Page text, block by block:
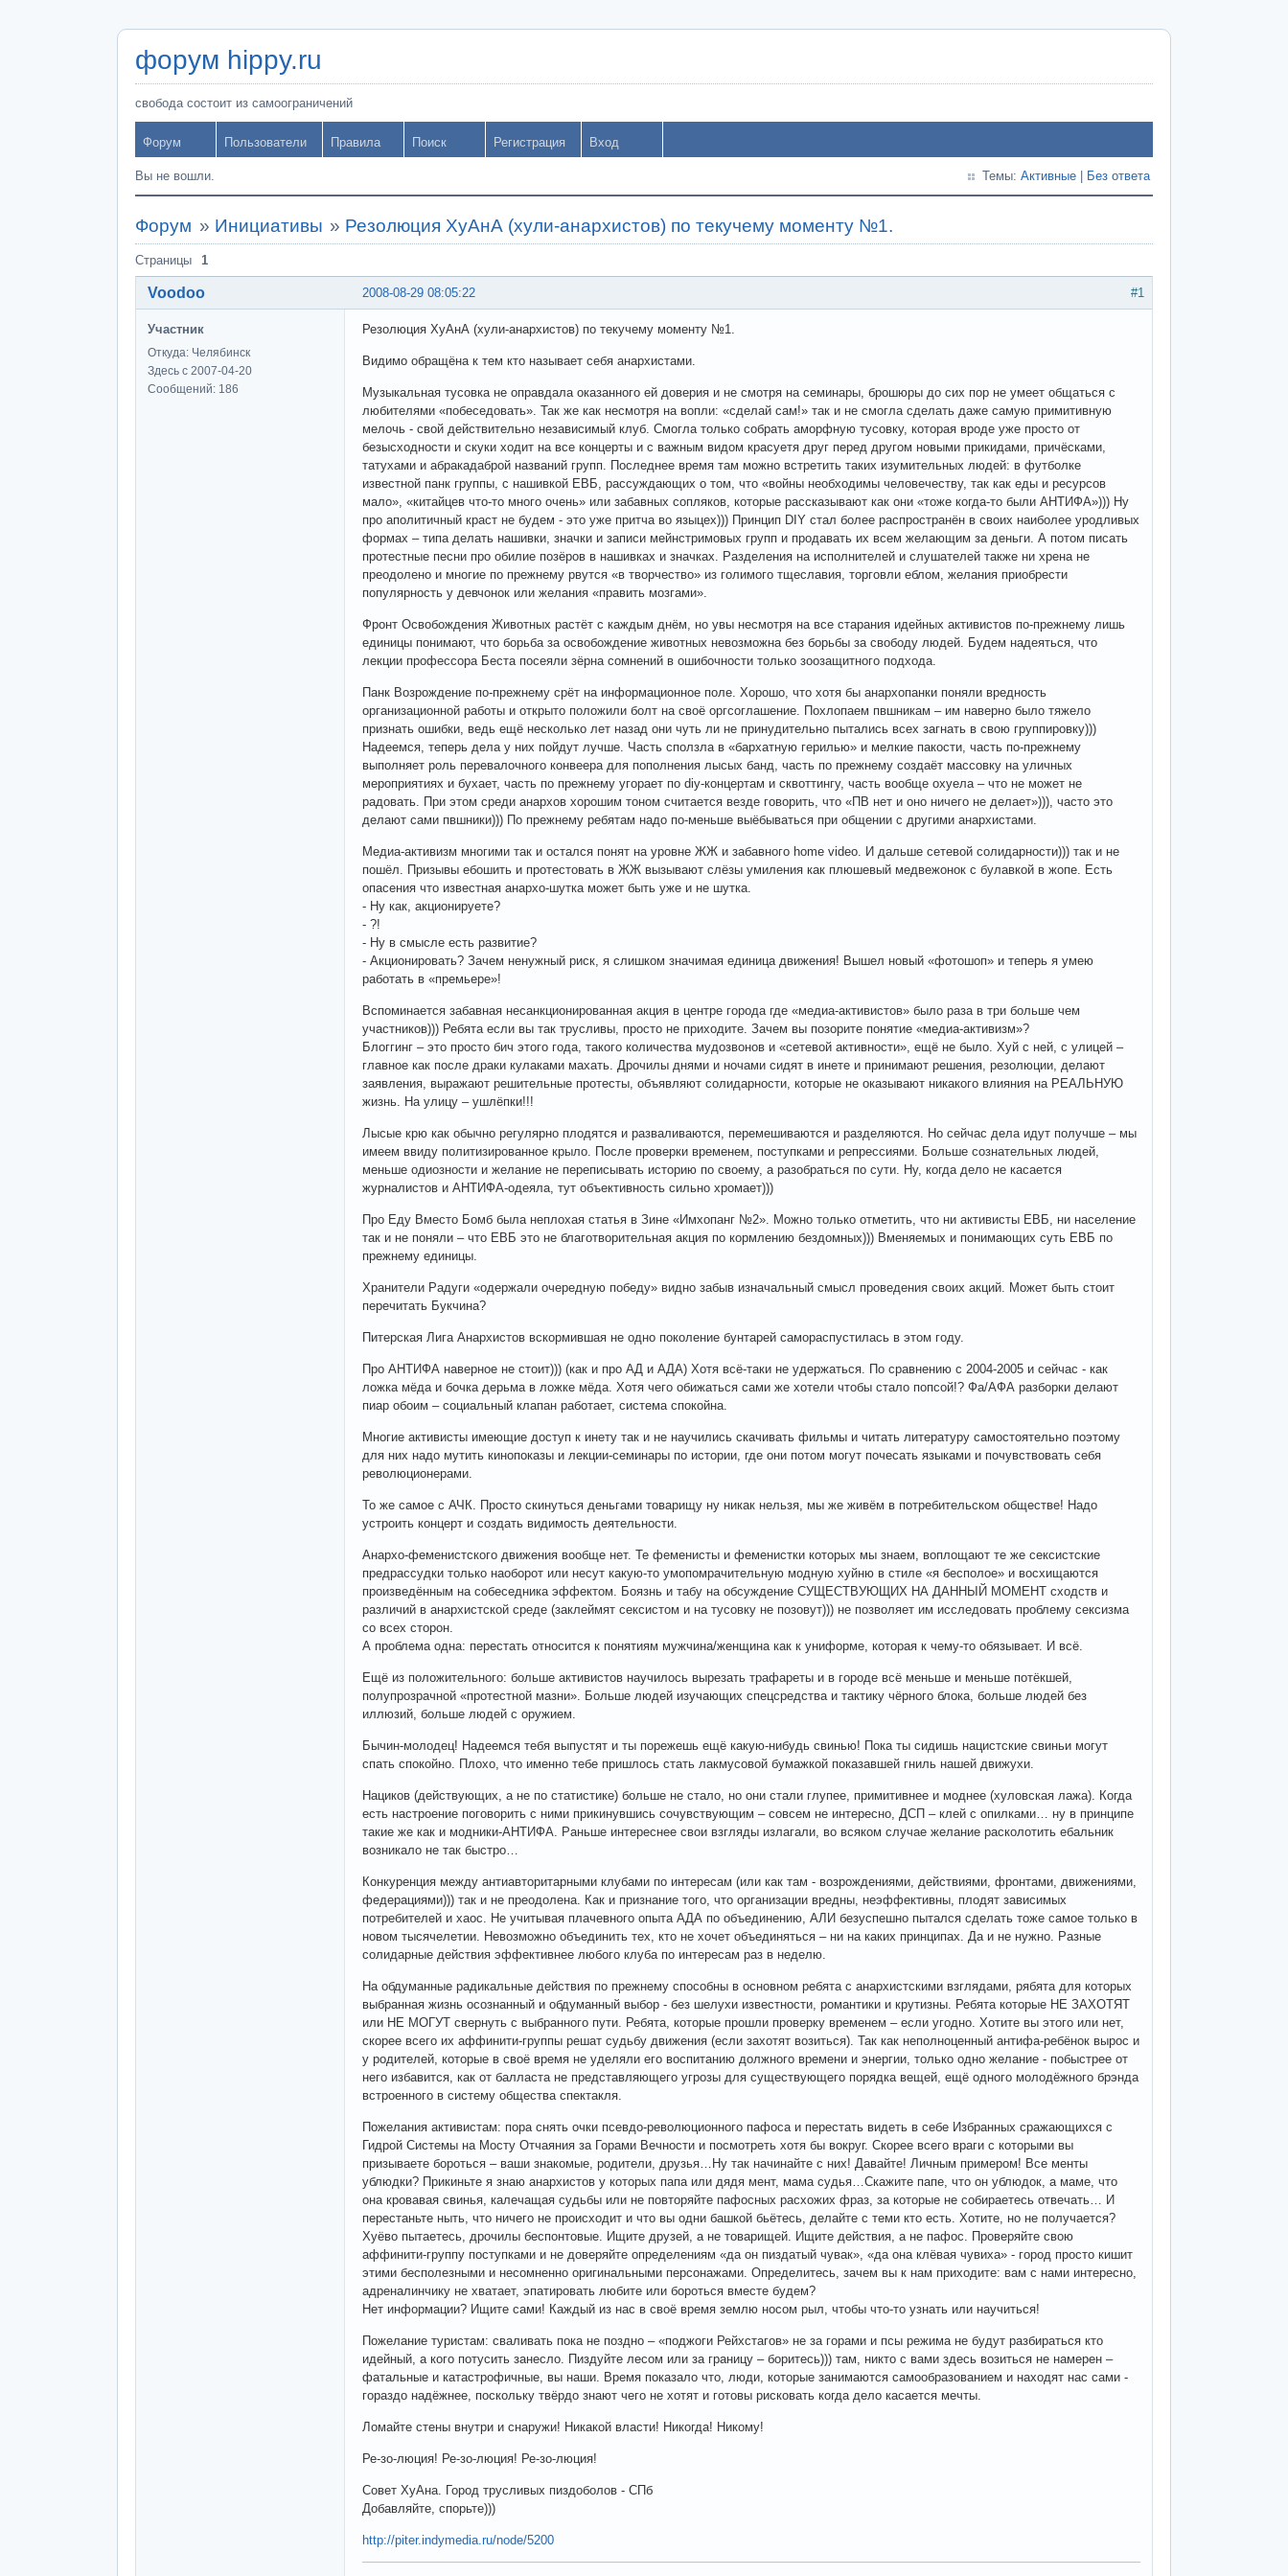
форум hippy.ru
свобода состоит из самоограничений
Форум Пользователи Правила Поиск Регистрация Вход
Вы не вошли. Темы: Активные Без ответа
Форум » Инициативы » Резолюция ХуАнА (хули-анархистов) по текучему моменту №1.
Страницы 1
#1
2008-08-29 08:05:22
Voodoo
Участник
Откуда: Челябинск
Здесь с 2007-04-20
Сообщений: 186
Резолюция ХуАнА (хули-анархистов) по текучему моменту №1.
Видимо обращёна к тем кто называет себя анархистами.
Музыкальная тусовка не оправдала оказанного ей доверия и не смотря на семинары, брошюры до сих пор не умеет общаться с
любителями «побеседовать». Так же как несмотря на вопли: «сделай сам!» так и не смогла сделать даже самую примитивную
мелочь - свой действительно независимый клуб. Смогла только собрать аморфную тусовку, которая вроде уже просто от
безысходности и скуки ходит на все концерты и с важным видом красуетя друг перед другом новыми прикидами, причёсками,
татухами и абракадаброй названий групп. Последнее время там можно встретить таких изумительных людей: в футболке
известной панк группы, с нашивкой ЕВБ, рассуждающих о том, что «войны необходимы человечеству, так как еды и ресурсов
мало», «китайцев что-то много очень» или забавных сопляков, которые рассказывают как они «тоже когда-то были АНТИФА»))) Ну
про аполитичный краст не будем - это уже притча во языцех))) Принцип DIY стал более распространён в своих наиболее уродливых
формах – типа делать нашивки, значки и записи мейнстримовых групп и продавать их всем желающим за деньги. А потом писать
протестные песни про обилие позёров в нашивках и значках. Разделения на исполнителей и слушателей также ни хрена не
преодолено и многие по прежнему рвутся «в творчество» из голимого тщеславия, торговли еблом, желания приобрести
популярность у девчонок или желания «править мозгами».
Фронт Освобождения Животных растёт с каждым днём, но увы несмотря на все старания идейных активистов по-прежнему лишь
единицы понимают, что борьба за освобождение животных невозможна без борьбы за свободу людей. Будем надеяться, что
лекции профессора Беста посеяли зёрна сомнений в ошибочности только зоозащитного подхода.
Панк Возрождение по-прежнему срёт на информационное поле. Хорошо, что хотя бы анархопанки поняли вредность
организационной работы и открыто положили болт на своё оргсоглашение. Похлопаем пвшникам – им наверно было тяжело
признать ошибки, ведь ещё несколько лет назад они чуть ли не принудительно пытались всех загнать в свою группировку)))
Надеемся, теперь дела у них пойдут лучше. Часть сползла в «бархатную герилью» и мелкие пакости, часть по-прежнему
выполняет роль перевалочного конвеера для пополнения лысых банд, часть по прежнему создаёт массовку на уличных
мероприятиях и бухает, часть по прежнему угорает по diy-концертам и сквоттингу, часть вообще охуела – что не может не
радовать. При этом среди анархов хорошим тоном считается везде говорить, что «ПВ нет и оно ничего не делает»))), часто это
делают сами пвшники))) По прежнему ребятам надо по-меньше выёбываться при общении с другими анархистами.
Медиа-активизм многими так и остался понят на уровне ЖЖ и забавного home video. И дальше сетевой солидарности))) так и не
пошёл. Призывы ебошить и протестовать в ЖЖ вызывают слёзы умиления как плюшевый медвежонок с булавкой в жопе. Есть
опасения что известная анархо-шутка может быть уже и не шутка.
- Ну как, акционируете?
- ?!
- Ну в смысле есть развитие?
- Акционировать? Зачем ненужный риск, я слишком значимая единица движения! Вышел новый «фотошоп» и теперь я умею
работать в «премьере»!
Вспоминается забавная несанкционированная акция в центре города где «медиа-активистов» было раза в три больше чем
участников))) Ребята если вы так трусливы, просто не приходите. Зачем вы позорите понятие «медиа-активизм»?
Блоггинг – это просто бич этого года, такого количества мудозвонов и «сетевой активности», ещё не было. Хуй с ней, с улицей –
главное как после драки кулаками махать. Дрочилы днями и ночами сидят в инете и принимают решения, резолюции, делают
заявления, выражают решительные протесты, объявляют солидарности, которые не оказывают никакого влияния на РЕАЛЬНУЮ
жизнь. На улицу – ушлёпки!!!
Лысые крю как обычно регулярно плодятся и разваливаются, перемешиваются и разделяются. Но сейчас дела идут получше – мы
имеем ввиду политизированное крыло. После проверки временем, поступками и репрессиями. Больше сознательных людей,
меньше одиозности и желание не переписывать историю по своему, а разобраться по сути. Ну, когда дело не касается
журналистов и АНТИФА-одеяла, тут объективность сильно хромает)))
Про Еду Вместо Бомб была неплохая статья в Зине «Имхопанг №2». Можно только отметить, что ни активисты ЕВБ, ни население
так и не поняли – что ЕВБ это не благотворительная акция по кормлению бездомных))) Вменяемых и понимающих суть ЕВБ по
прежнему единицы.
Хранители Радуги «одержали очередную победу» видно забыв изначальный смысл проведения своих акций. Может быть стоит
перечитать Букчина?
Питерская Лига Анархистов вскормившая не одно поколение бунтарей самораспустилась в этом году.
Про АНТИФА наверное не стоит))) (как и про АД и АДА) Хотя всё-таки не удержаться. По сравнению с 2004-2005 и сейчас - как
ложка мёда и бочка дерьма в ложке мёда. Хотя чего обижаться сами же хотели чтобы стало попсой!? Фа/АФА разборки делают
пиар обоим – социальный клапан работает, система спокойна.
Многие активисты имеющие доступ к инету так и не научились скачивать фильмы и читать литературу самостоятельно поэтому
для них надо мутить кинопоказы и лекции-семинары по истории, где они потом могут почесать языками и почувствовать себя
революционерами.
То же самое с АЧК. Просто скинуться деньгами товарищу ну никак нельзя, мы же живём в потребительском обществе! Надо
устроить концерт и создать видимость деятельности.
Анархо-феменистского движения вообще нет. Те феменисты и феменистки которых мы знаем, воплощают те же сексистские
предрассудки только наоборот или несут какую-то умопомрачительную модную хуйню в стиле «я бесполое» и восхищаются
произведённым на собеседника эффектом. Боязнь и табу на обсуждение СУЩЕСТВУЮЩИХ НА ДАННЫЙ МОМЕНТ сходств и
различий в анархистской среде (заклеймят сексистом и на тусовку не позовут))) не позволяет им исследовать проблему сексизма
со всех сторон.
А проблема одна: перестать относится к понятиям мужчина/женщина как к униформе, которая к чему-то обязывает. И всё.
Ещё из положительного: больше активистов научилось вырезать трафареты и в городе всё меньше и меньше потёкшей,
полупрозрачной «протестной мазни». Больше людей изучающих спецсредства и тактику чёрного блока, больше людей без
иллюзий, больше людей с оружием.
Бычин-молодец! Надеемся тебя выпустят и ты порежешь ещё какую-нибудь свинью! Пока ты сидишь нацистские свиньи могут
спать спокойно. Плохо, что именно тебе пришлось стать лакмусовой бумажкой показавшей гниль нашей движухи.
Нациков (действующих, а не по статистике) больше не стало, но они стали глупее, примитивнее и моднее (хуловская лажа). Когда
есть настроение поговорить с ними прикинувшись сочувствующим – совсем не интересно, ДСП – клей с опилками… ну в принципе
такие же как и модники-АНТИФА. Раньше интереснее свои взгляды излагали, во всяком случае желание расколотить ебальник
возникало не так быстро…
Конкуренция между антиавторитарными клубами по интересам (или как там - возрождениями, действиями, фронтами, движениями,
федерациями))) так и не преодолена. Как и признание того, что организации вредны, неэффективны, плодят зависимых
потребителей и хаос. Не учитывая плачевного опыта АДА по объединению, АЛИ безуспешно пытался сделать тоже самое только в
новом тысячелетии. Невозможно объединить тех, кто не хочет объединяться – ни на каких принципах. Да и не нужно. Разные
солидарные действия эффективнее любого клуба по интересам раз в неделю.
На обдуманные радикальные действия по прежнему способны в основном ребята с анархистскими взглядами, рябята для которых
выбранная жизнь осознанный и обдуманный выбор - без шелухи известности, романтики и крутизны. Ребята которые НЕ ЗАХОТЯТ
или НЕ МОГУТ свернуть с выбранного пути. Ребята, которые прошли проверку временем – если угодно. Хотите вы этого или нет,
скорее всего их аффинити-группы решат судьбу движения (если захотят возиться). Так как неполноценный антифа-ребёнок вырос и
у родителей, которые в своё время не уделяли его воспитанию должного времени и энергии, только одно желание - побыстрее от
него избавится, как от балласта не представляющего угрозы для существующего порядка вещей, ещё одного молодёжного брэнда
встроенного в систему общества спектакля.
Пожелания активистам: пора снять очки псевдо-революционного пафоса и перестать видеть в себе Избранных сражающихся с
Гидрой Системы на Мосту Отчаяния за Горами Вечности и посмотреть хотя бы вокруг. Скорее всего враги с которыми вы
призываете бороться – ваши знакомые, родители, друзья…Ну так начинайте с них! Давайте! Личным примером! Все менты
ублюдки? Прикиньте я знаю анархистов у которых папа или дядя мент, мама судья…Скажите папе, что он ублюдок, а маме, что
она кровавая свинья, калечащая судьбы или не повторяйте пафосных расхожих фраз, за которые не собираетесь отвечать… И
перестаньте ныть, что ничего не происходит и что вы одни башкой бьётесь, делайте с теми кто есть. Хотите, но не получается?
Хуёво пытаетесь, дрочилы беспонтовые. Ищите друзей, а не товарищей. Ищите действия, а не пафос. Проверяйте свою
аффинити-группу поступками и не доверяйте определениям «да он пиздатый чувак», «да она клёвая чувиха» - город просто кишит
этими бесполезными и несомненно оригинальными персонажами. Определитесь, зачем вы к нам приходите: вам с нами интересно,
адреналинчику не хватает, эпатировать любите или бороться вместе будем?
Нет информации? Ищите сами! Каждый из нас в своё время землю носом рыл, чтобы что-то узнать или научиться!
Пожелание туристам: сваливать пока не поздно – «поджоги Рейхстагов» не за горами и псы режима не будут разбираться кто
идейный, а кого потусить занесло. Пиздуйте лесом или за границу – боритесь))) там, никто с вами здесь возиться не намерен –
фатальные и катастрофичные, вы наши. Время показало что, люди, которые занимаются самообразованием и находят нас сами -
гораздо надёжнее, поскольку твёрдо знают чего не хотят и готовы рисковать когда дело касается мечты.
Ломайте стены внутри и снаружи! Никакой власти! Никогда! Никому!
Ре-зо-люция! Ре-зо-люция! Ре-зо-люция!
Совет ХуАна. Город трусливых пиздоболов - СПб
Добавляйте, спорьте)))
http://piter.indymedia.ru/node/5200